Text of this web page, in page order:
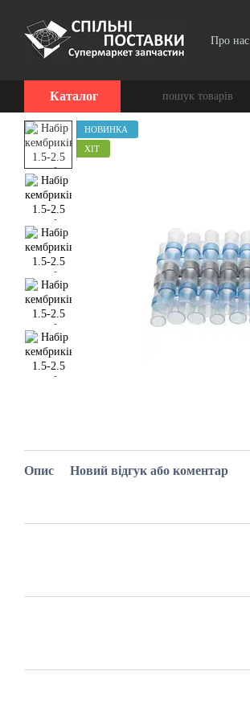
Про нас
Каталог
НОВИНКА
ХІТ
Опис Новий відгук або коментар